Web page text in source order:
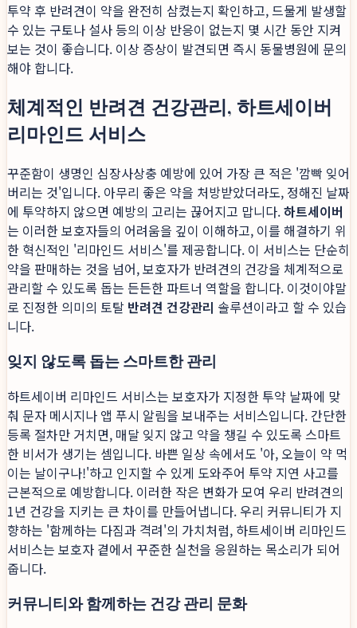
투약 후 반려견이 약을 완전히 삼켰는지 확인하고, 드물게 발생할
수 있는 구토나 설사 등의 이상 반응이 없는지 몇 시간 동안 지켜
보는 것이 좋습니다. 이상 증상이 발견되면 즉시 동물병원에 문의
해야 합니다.
체계적인 반려견 건강관리, 하트세이버
리마인드 서비스
꾸준함이 생명인 심장사상충 예방에 있어 가장 큰 적은 '깜빡 잊어
버리는 것'입니다. 아무리 좋은 약을 처방받았더라도, 정해진 날짜
에 투약하지 않으면 예방의 고리는 끊어지고 맙니다.하트세이버
는 이러한 보호자들의 어려움을 깊이 이해하고, 이를 해결하기 위
한 혁신적인 '리마인드 서비스'를 제공합니다. 이 서비스는 단순히
약을 판매하는 것을 넘어, 보호자가 반려견의 건강을 체계적으로
관리할 수 있도록 돕는 든든한 파트너 역할을 합니다. 이것이야말
로 진정한 의미의 토탈 반려견 건강관리 솔루션이라고 할 수 있습
니다.
잊지 않도록 돕는 스마트한 관리
하트세이버 리마인드 서비스는 보호자가 지정한 투약 날짜에 맞
춰 문자 메시지나 앱 푸시 알림을 보내주는 서비스입니다. 간단한
등록 절차만 거치면, 매달 잊지 않고 약을 챙길 수 있도록 스마트
한 비서가 생기는 셈입니다. 바쁜 일상 속에서도 '아, 오늘이 약 먹
이는 날이구나!'하고 인지할 수 있게 도와주어 투약 지연 사고를
근본적으로 예방합니다. 이러한 작은 변화가 모여 우리 반려견의
1년 건강을 지키는 큰 차이를 만들어냅니다. 우리 커뮤니티가 지
향하는 '함께하는 다짐과 격려'의 가치처럼, 하트세이버 리마인드
서비스는 보호자 곁에서 꾸준한 실천을 응원하는 목소리가 되어
줍니다.
커뮤니티와 함께하는 건강 관리 문화